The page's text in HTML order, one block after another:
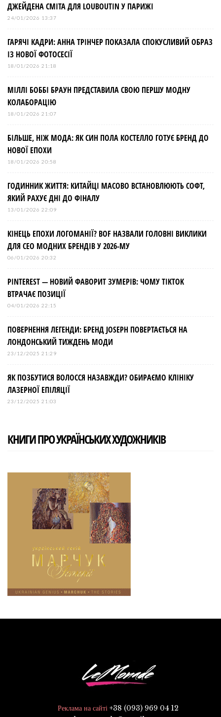
ДЖЕЙДЕНА СМІТА ДЛЯ LOUBOUTIN У ПАРИЖІ
24/01/2026 13:37
ГАРЯЧІ КАДРИ: АННА ТРІНЧЕР ПОКАЗАЛА СПОКУСЛИВИЙ ОБРАЗ
ІЗ НОВОЇ ФОТОСЕСІЇ
18/01/2026 21:18
МІЛЛІ БОББІ БРАУН ПРЕДСТАВИЛА СВОЮ ПЕРШУ МОДНУ
КОЛАБОРАЦІЮ
18/01/2026 21:07
БІЛЬШЕ, НІЖ МОДА: ЯК СИН ПОЛА КОСТЕЛЛО ГОТУЄ БРЕНД ДО
НОВОЇ ЕПОХИ
18/01/2026 20:58
ГОДИННИК ЖИТТЯ: КИТАЙЦІ МАСОВО ВСТАНОВЛЮЮТЬ СОФТ,
ЯКИЙ РАХУЄ ДНІ ДО ФІНАЛУ
13/01/2026 22:09
КІНЕЦЬ ЕПОХИ ЛОГОМАНІЇ? BOF НАЗВАЛИ ГОЛОВНІ ВИКЛИКИ
ДЛЯ СЕО МОДНИХ БРЕНДІВ У 2026-МУ
06/01/2026 20:32
PINTEREST — НОВИЙ ФАВОРИТ ЗУМЕРІВ: ЧОМУ TIKTOK
ВТРАЧАЄ ПОЗИЦІЇ
04/01/2026 22:15
ПОВЕРНЕННЯ ЛЕГЕНДИ: БРЕНД JOSEPH ПОВЕРТАЄТЬСЯ НА
ЛОНДОНСЬКИЙ ТИЖДЕНЬ МОДИ
23/12/2025 21:29
ЯК ПОЗБУТИСЯ ВОЛОССЯ НАЗАВЖДИ? ОБИРАЄМО КЛІНІКУ
ЛАЗЕРНОЇ ЕПІЛЯЦІЇ
23/12/2025 21:03
КНИГИ ПРО УКРАЇНСЬКИХ ХУДОЖНИКІВ
Реклама на сайті +38 (093) 969 04 12